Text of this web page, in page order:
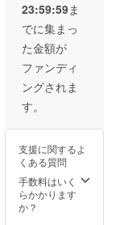
ための10～20枚
程度の写真など
を電子データで
ご準備ください)
2021年5月から
制作開始しま
す。歌詞作成の
ために何度か
メールで確認を
いたします。 お
打ち合わせの進
捗によりお届け
時期が変わりま
す。 記念日や結
婚式などでご利
用の予定がある
23:59:59ま
でに集まっ
た金額が
ファンディ
ングされま
す。
支援に関するよ
くある質問
手数料はいく
らかかります
か？